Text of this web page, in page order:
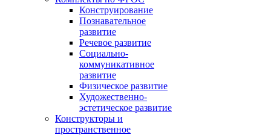
Конструирование
Познавательное
развитие
Речевое развитие
Социально-
коммуникативное
развитие
Физическое развитие
Художественно-
эстетическое развитие
Конструкторы и
пространственное